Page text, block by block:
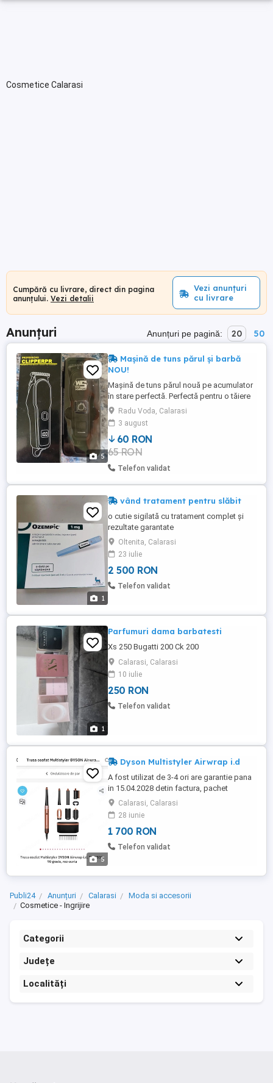
Cosmetice Calarasi
Cumpără cu livrare, direct din pagina
anunțului. Vezi detalii
Vezi anunțuri
cu livrare
Anunțuri Anunțuri pe pagină: 20 50
5
Mașină de tuns părul și barbă
NOU!
Mașină de tuns părul nouă pe acumulator
în stare perfectă. Perfectă pentru o tăiere
rapidă și precisă a părului. Produsul
perfect pentru tine!Cu accesorii pentru
tuns grătare de la 1,5 MM pîna la 5mm.
Plus cablu încarcare tip C. Cu afișaj
procentaj baterie.
Radu Voda, Calarasi
3 august
60 RON
65 RON
Telefon validat
1
vând tratament pentru slăbit
o cutie sigilată cu tratament complet și
rezultate garantate
Oltenita, Calarasi
23 iulie
2 500 RON
Telefon validat
1
Parfumuri dama barbatesti
Xs 250 Bugatti 200 Ck 200
Calarasi, Calarasi
10 iulie
250 RON
Telefon validat
5
Dyson Multistyler Airwrap i.d
A fost utilizat de 3-4 ori are garantie pana
in 15.04.2028 detin factura, pachet
complet, este varianta cu aplicatie mobila
roz-auriu Pentru mai multe detalii la
Predare personala calarasi-bucuresti-
constanta
Calarasi, Calarasi
28 iunie
1 700 RON
Telefon validat
Publi24 Anunțuri Calarasi
Moda si accesorii
Cosmetice - Ingrijire
Categorii
Județe
Localități